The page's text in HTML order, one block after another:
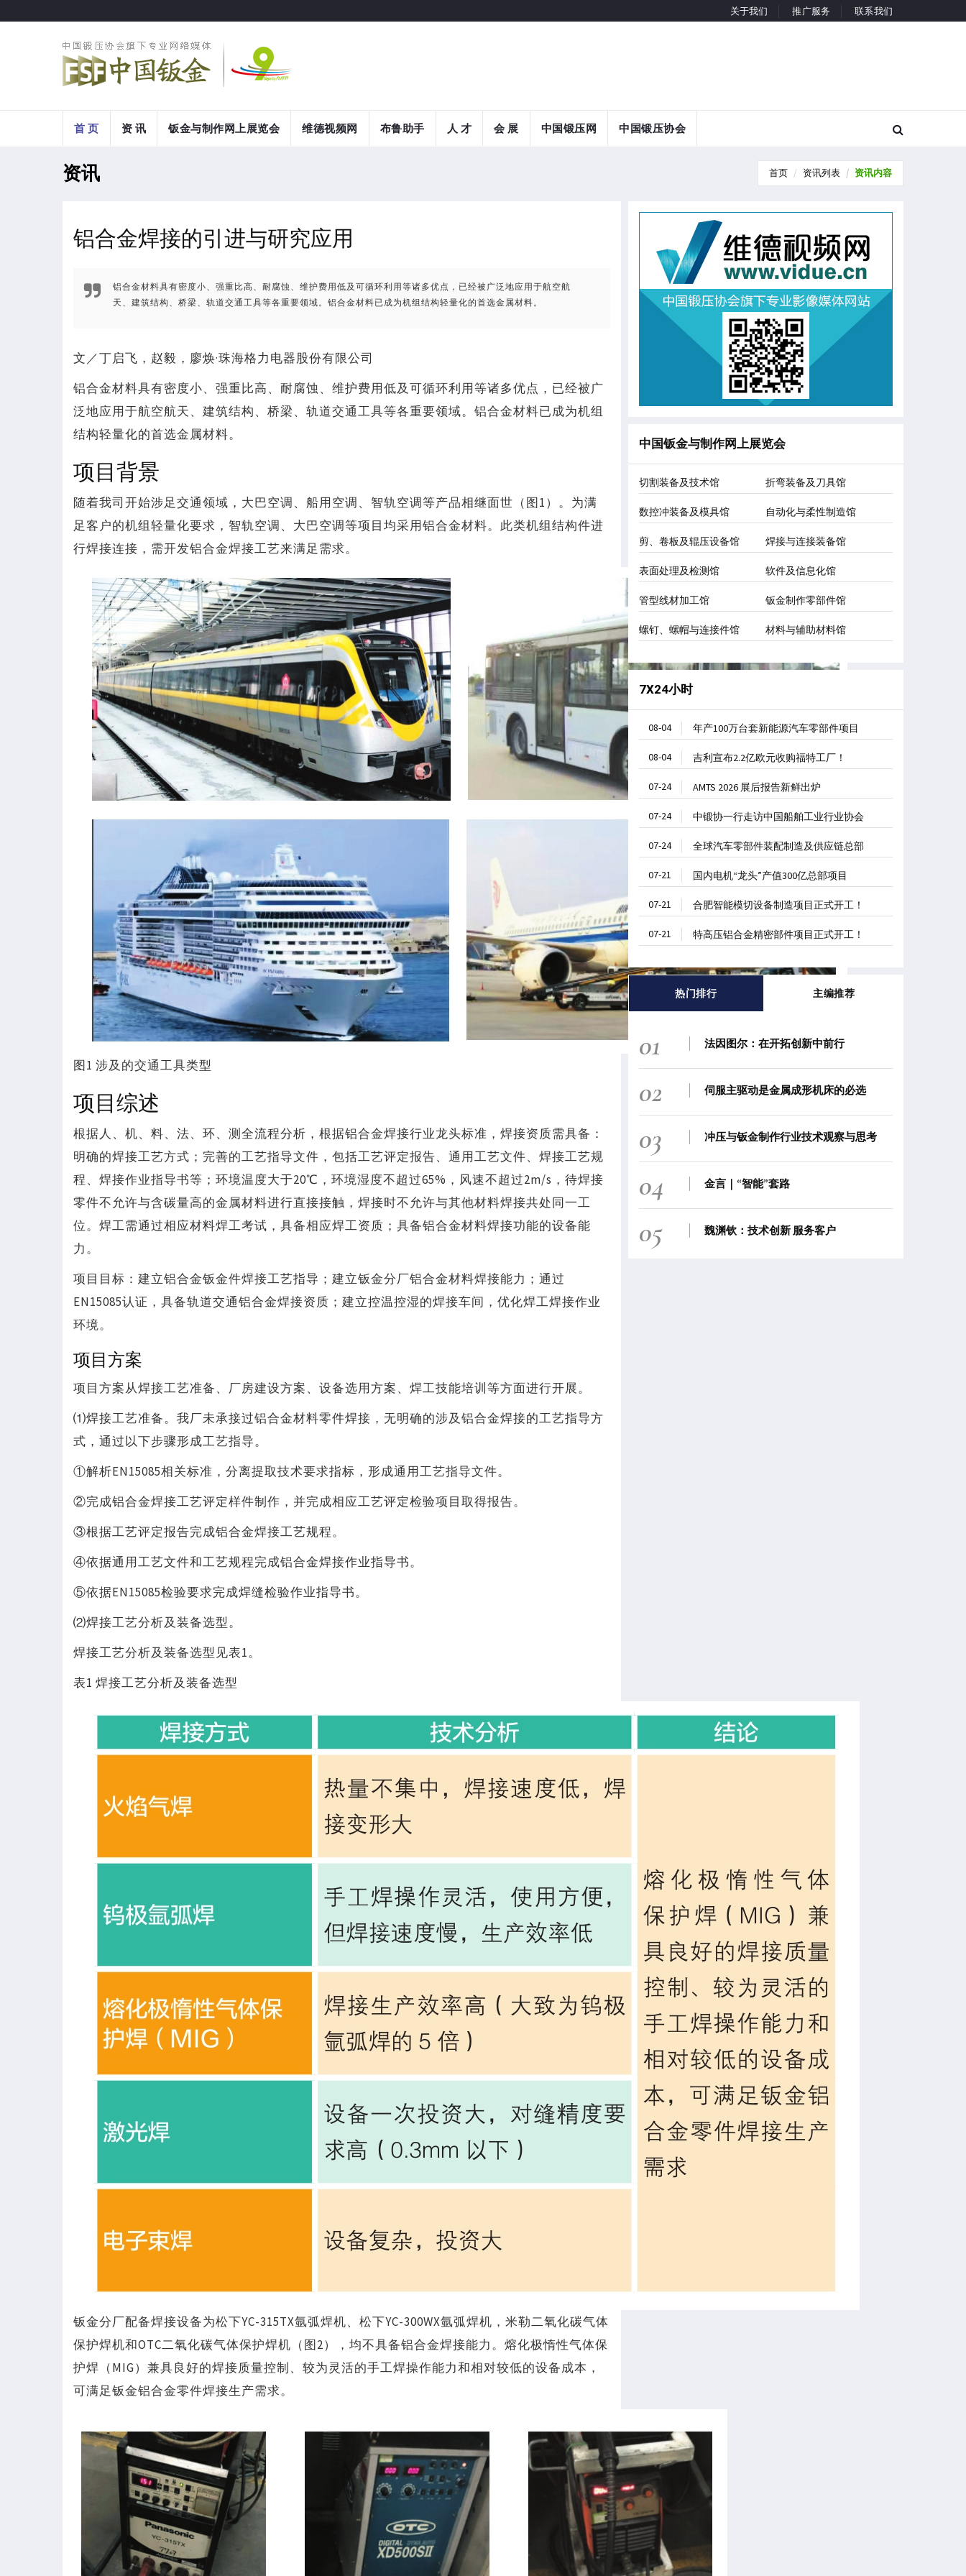
关于我们 推广服务 联系我们
首 页 资 讯 钣金与制作网上展览会 维德视频网 布鲁助手 人 才 会 展 中国锻压网 中国锻压协会
资讯 首页 资讯列表 资讯内容
铝合金焊接的引进与研究应用
铝合金材料具有密度小、强重比高、耐腐蚀、维护费用低及可循环利用等诸多优点，已经被广泛地应用于航空航
天、建筑结构、桥梁、轨道交通工具等各重要领域。铝合金材料已成为机组结构轻量化的首选金属材料。
文／丁启飞，赵毅，廖焕·珠海格力电器股份有限公司
铝合金材料具有密度小、强重比高、耐腐蚀、维护费用低及可循环利用等诸多优点，已经被广
泛地应用于航空航天、建筑结构、桥梁、轨道交通工具等各重要领域。铝合金材料已成为机组
结构轻量化的首选金属材料。
项目背景
随着我司开始涉足交通领域，大巴空调、船用空调、智轨空调等产品相继面世（图1）。为满
足客户的机组轻量化要求，智轨空调、大巴空调等项目均采用铝合金材料。此类机组结构件进
行焊接连接，需开发铝合金焊接工艺来满足需求。
图1 涉及的交通工具类型
项目综述
根据人、机、料、法、环、测全流程分析，根据铝合金焊接行业龙头标准，焊接资质需具备：
明确的焊接工艺方式；完善的工艺指导文件，包括工艺评定报告、通用工艺文件、焊接工艺规
程、焊接作业指导书等；环境温度大于20℃，环境湿度不超过65%，风速不超过2m/s，待焊接
零件不允许与含碳量高的金属材料进行直接接触，焊接时不允许与其他材料焊接共处同一工
位。焊工需通过相应材料焊工考试，具备相应焊工资质；具备铝合金材料焊接功能的设备能
力。
项目目标：建立铝合金钣金件焊接工艺指导；建立钣金分厂铝合金材料焊接能力；通过
EN15085认证，具备轨道交通铝合金焊接资质；建立控温控湿的焊接车间，优化焊工焊接作业
环境。
项目方案
项目方案从焊接工艺准备、厂房建设方案、设备选用方案、焊工技能培训等方面进行开展。
⑴焊接工艺准备。我厂未承接过铝合金材料零件焊接，无明确的涉及铝合金焊接的工艺指导方
式，通过以下步骤形成工艺指导。
①解析EN15085相关标准，分离提取技术要求指标，形成通用工艺指导文件。
②完成铝合金焊接工艺评定样件制作，并完成相应工艺评定检验项目取得报告。
③根据工艺评定报告完成铝合金焊接工艺规程。
④依据通用工艺文件和工艺规程完成铝合金焊接作业指导书。
⑤依据EN15085检验要求完成焊缝检验作业指导书。
⑵焊接工艺分析及装备选型。
焊接工艺分析及装备选型见表1。
表1 焊接工艺分析及装备选型
钣金分厂配备焊接设备为松下YC-315TX氩弧焊机、松下YC-300WX氩弧焊机，米勒二氧化碳气体
保护焊机和OTC二氧化碳气体保护焊机（图2），均不具备铝合金焊接能力。熔化极惰性气体保
护焊（MIG）兼具良好的焊接质量控制、较为灵活的手工焊操作能力和相对较低的设备成本，
可满足钣金铝合金零件焊接生产需求。
中国钣金与制作网上展览会
切割装备及技术馆 折弯装备及刀具馆
数控冲装备及模具馆 自动化与柔性制造馆
剪、卷板及辊压设备馆 焊接与连接装备馆
表面处理及检测馆 软件及信息化馆
管型线材加工馆 钣金制作零部件馆
螺钉、螺帽与连接件馆 材料与辅助材料馆
7X24小时
08-04 年产100万台套新能源汽车零部件项目
08-04 吉利宣布2.2亿欧元收购福特工厂！
07-24 AMTS 2026 展后报告新鲜出炉
07-24 中锻协一行走访中国船舶工业行业协会
07-24 全球汽车零部件装配制造及供应链总部
07-21 国内电机“龙头”产值300亿总部项目
07-21 合肥智能模切设备制造项目正式开工！
07-21 特高压铝合金精密部件项目正式开工！
热门排行 主编推荐
01 法因图尔：在开拓创新中前行
02 伺服主驱动是金属成形机床的必选
03 冲压与钣金制作行业技术观察与思考
04 金言｜“智能”套路
05 魏渊钦：技术创新 服务客户